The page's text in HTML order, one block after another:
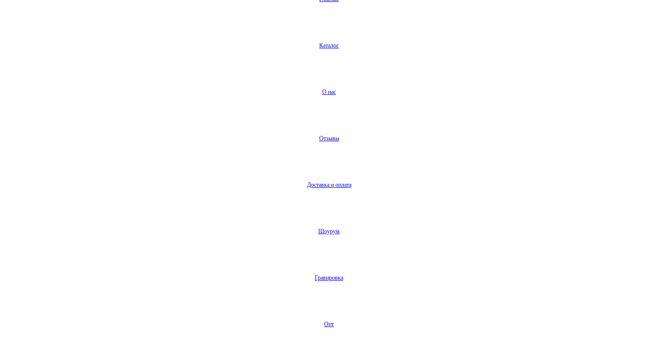
Каталог
О нас
Отзывы
Доставка и оплата
Шоурум
Гравировка
Опт